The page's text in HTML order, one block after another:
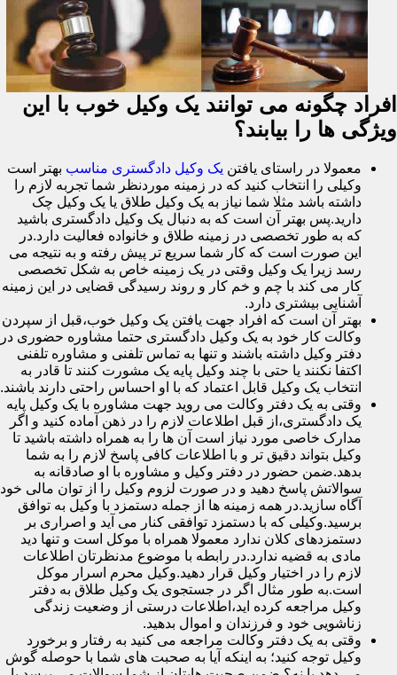
افراد چگونه می توانند یک وکیل خوب با این
ویژگی ها را بیابند؟
معمولا در راستای یافتن یک وکیل دادگستری مناسب بهتر است
وکیلی را انتخاب کنید که در زمینه موردنظر شما تجربه لازم را
داشته باشد مثلا شما نیاز به یک وکیل طلاق یا یک وکیل چک
دارید.پس بهتر آن است که به دنبال یک وکیل دادگستری باشید
که به طور تخصصی در زمینه طلاق و خانواده فعالیت دارد.در
این صورت است که کار شما سریع تر پیش رفته و به نتیجه می
رسد زیرا یک وکیل وقتی در یک زمینه خاص به شکل تخصصی
کار می کند با چم و خم کار و روند رسیدگی قضایی در این زمینه
آشنایی بیشتری دارد.
بهتر آن است که افراد جهت یافتن یک وکیل خوب،قبل از سپردن
وکالت کار خود به یک وکیل دادگستری حتما مشاوره حضوری در
دفتر وکیل داشته باشند و تنها به تماس تلفنی و مشاوره تلفنی
اکتفا نکنند یا حتی با چند وکیل پایه یک مشورت کنند تا قادر به
انتخاب یک وکیل قابل اعتماد که با او احساس راحتی دارند باشند.
وقتی به یک دفتر وکالت می روید جهت مشاوره با یک وکیل پایه
یک دادگستری،از قبل اطلاعات لازم را در ذهن آماده کنید و اگر
مدارک خاصی مورد نیاز است آن ها را به همراه داشته باشید تا
وکیل بتواند دقیق تر و با اطلاعات کافی پاسخ لازم را به شما
بدهد.ضمن حضور در دفتر وکیل و مشاوره با او صادقانه به
سوالاتش پاسخ دهید و در صورت لزوم وکیل را از توان مالی خود
آگاه سازید.در همه زمینه ها از جمله دستمزد با وکیل به توافق
برسید.وکیلی که با دستمزد توافقی کنار می آید و اصراری بر
دستمزدهای کلان ندارد معمولا همراه با موکل است و تنها دید
مادی به قضیه ندارد.در رابطه با موضوع مدنظرتان اطلاعات
لازم را در اختیار وکیل قرار دهید.وکیل محرم اسرار موکل
است.به طور مثال اگر در جستجوی یک وکیل طلاق به دفتر
وکیل مراجعه کرده اید،اطلاعات درستی از وضعیت زندگی
زناشویی خود و فرزندان و اموال بدهید.
وقتی به یک دفتر وکالت مراجعه می کنید به رفتار و برخورد
وکیل توجه کنید؛ به اینکه آیا به صحبت های شما با حوصله گوش